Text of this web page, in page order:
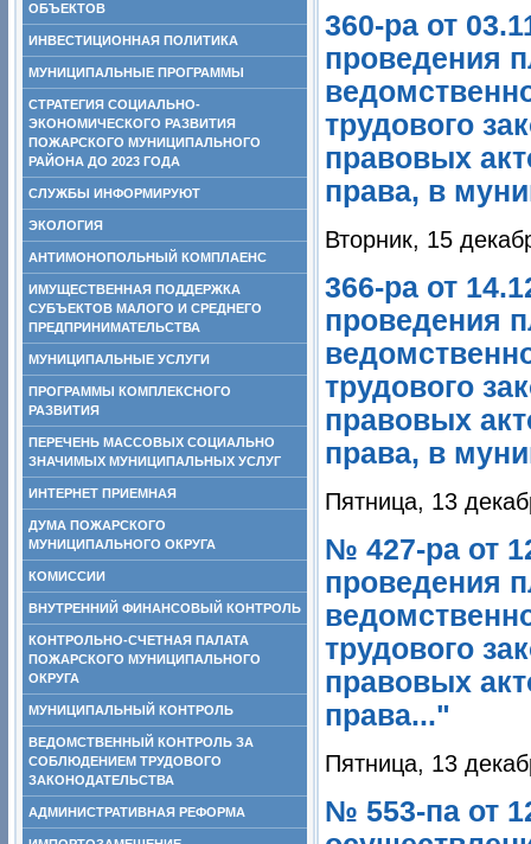
ОБЪЕКТОВ
ИНВЕСТИЦИОННАЯ ПОЛИТИКА
МУНИЦИПАЛЬНЫЕ ПРОГРАММЫ
СТРАТЕГИЯ СОЦИАЛЬНО-
ЭКОНОМИЧЕСКОГО РАЗВИТИЯ
ПОЖАРСКОГО МУНИЦИПАЛЬНОГО
РАЙОНА ДО 2023 ГОДА
СЛУЖБЫ ИНФОРМИРУЮТ
ЭКОЛОГИЯ
АНТИМОНОПОЛЬНЫЙ КОМПЛАЕНС
ИМУЩЕСТВЕННАЯ ПОДДЕРЖКА
СУБЪЕКТОВ МАЛОГО И СРЕДНЕГО
ПРЕДПРИНИМАТЕЛЬСТВА
МУНИЦИПАЛЬНЫЕ УСЛУГИ
ПРОГРАММЫ КОМПЛЕКСНОГО
РАЗВИТИЯ
ПЕРЕЧЕНЬ МАССОВЫХ СОЦИАЛЬНО
ЗНАЧИМЫХ МУНИЦИПАЛЬНЫХ УСЛУГ
ИНТЕРНЕТ ПРИЕМНАЯ
ДУМА ПОЖАРСКОГО
МУНИЦИПАЛЬНОГО ОКРУГА
КОМИССИИ
ВНУТРЕННИЙ ФИНАНСОВЫЙ КОНТРОЛЬ
КОНТРОЛЬНО-СЧЕТНАЯ ПАЛАТА
ПОЖАРСКОГО МУНИЦИПАЛЬНОГО
ОКРУГА
МУНИЦИПАЛЬНЫЙ КОНТРОЛЬ
ВЕДОМСТВЕННЫЙ КОНТРОЛЬ ЗА
СОБЛЮДЕНИЕМ ТРУДОВОГО
ЗАКОНОДАТЕЛЬСТВА
АДМИНИСТРАТИВНАЯ РЕФОРМА
360-ра от
проведения
трудового
правовых
права, в
Вторник, 15
366-ра от
проведения
трудового
правовых
права, в
Пятница, 13
№ 427-ра от
проведения
трудового
правовых
права..."
Пятница, 13
№ 553-па от